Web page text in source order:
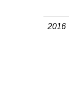
2016